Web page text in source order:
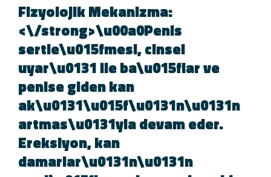
Fizyolojik Mekanizma:
<\/strong>\u00a0Penis
sertle\u015fmesi, cinsel
uyar\u0131 ile ba\u015flar ve
penise giden kan
ak\u0131\u015f\u0131n\u0131n
artmas\u0131yla devam eder.
Ereksiyon, kan
damarlar\u0131n\u0131n